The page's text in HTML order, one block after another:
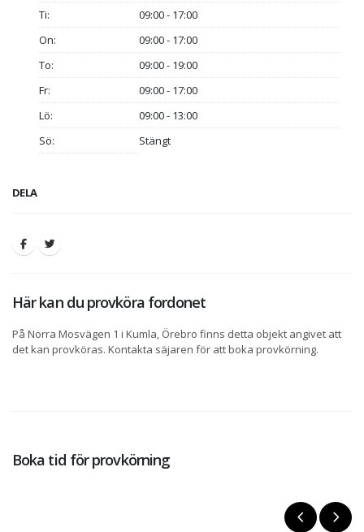
Ti:
09:00 - 17:00
On:
09:00 - 17:00
To:
09:00 - 19:00
Fr:
09:00 - 17:00
Lö:
09:00 - 13:00
Sö:
Stängt
DELA
Här kan du provköra fordonet
På Norra Mosvägen 1 i Kumla, Örebro finns detta objekt angivet att
det kan provköras. Kontakta säjaren för att boka provkörning.
Boka tid för provkörning